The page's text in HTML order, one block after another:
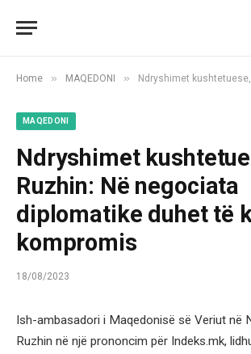
Home » MAQEDONI » Ndryshimet kushtetuese, Ruzhin: Në negociata
MAQEDONI
Ndryshimet
Ruzhin: Në negociata
diplomatike duhet të
kompromis
18/08/2023
Ish-ambasadori i Maqedonisë së Veriut në
Ruzhin në një prononcim për Indeks.mk,